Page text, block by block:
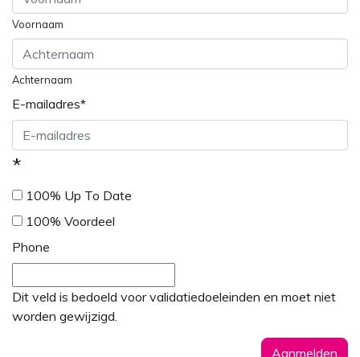
Voornaam
Achternaam
E-mailadres*
*
100% Up To Date
100% Voordeel
Phone
Dit veld is bedoeld voor validatiedoeleinden en moet niet
worden gewijzigd.